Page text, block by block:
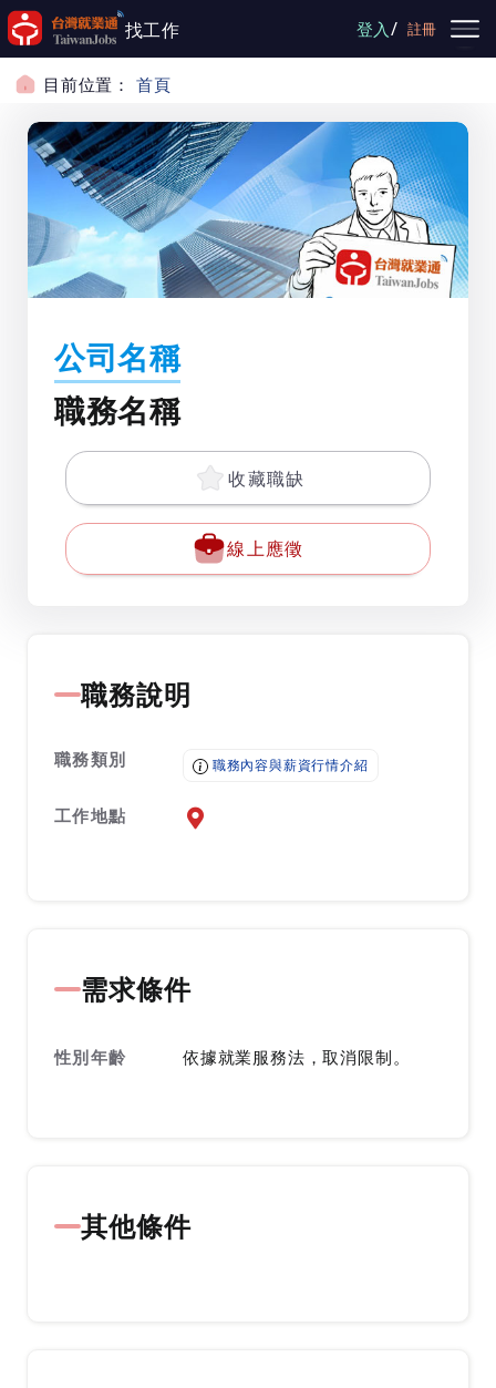
跳到主要內容
找工作 登入/ 註冊
目前位置： 首頁
公司名稱
職務名稱
收藏職缺
線上應徵
職務說明
職務類別 職務內容與薪資行情介紹
工作地點 前往查看地圖
需求條件
性別年齡 依據就業服務法，取消限制。
其他條件